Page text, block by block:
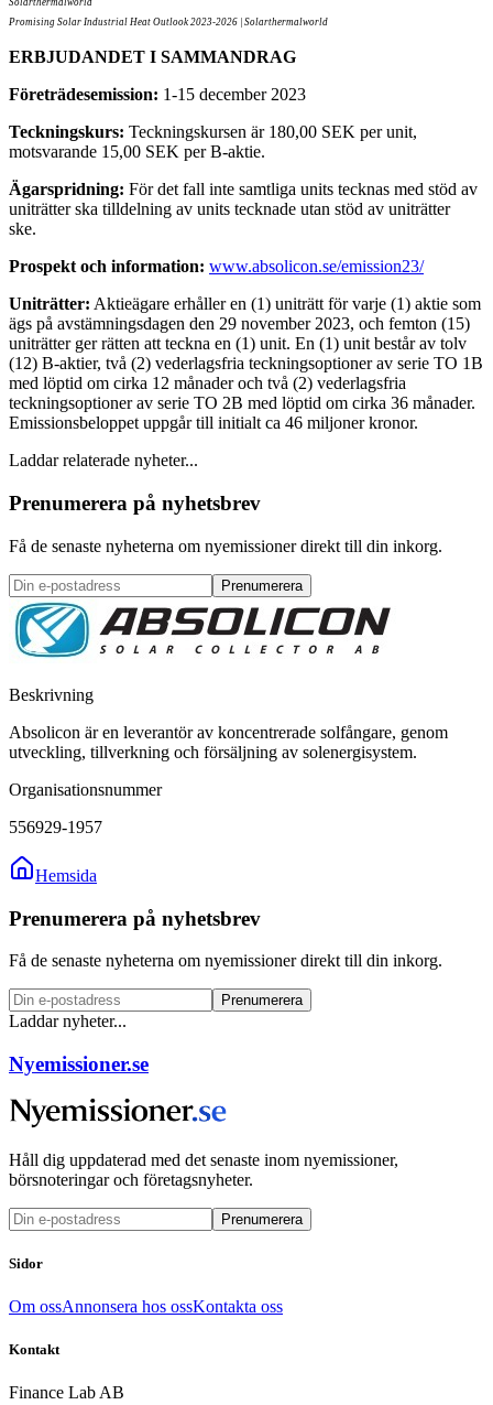
Solarthermalworld
Promising Solar Industrial Heat Outlook 2023-2026 | Solarthermalworld
ERBJUDANDET I SAMMANDRAG
Företrädesemission: 1-15 december 2023
Teckningskurs: Teckningskursen är 180,00 SEK per unit,
motsvarande 15,00 SEK per B-aktie.
Ägarspridning: För det fall inte samtliga units tecknas med stöd av
uniträtter ska tilldelning av units tecknade utan stöd av uniträtter
ske.
Prospekt och information: www.absolicon.se/emission23/
Uniträtter: Aktieägare erhåller en (1) uniträtt för varje (1) aktie som
ägs på avstämningsdagen den 29 november 2023, och femton (15)
uniträtter ger rätten att teckna en (1) unit. En (1) unit består av tolv
(12) B-aktier, två (2) vederlagsfria teckningsoptioner av serie TO 1B
med löptid om cirka 12 månader och två (2) vederlagsfria
teckningsoptioner av serie TO 2B med löptid om cirka 36 månader.
Emissionsbeloppet uppgår till initialt ca 46 miljoner kronor.
Laddar relaterade nyheter...
Prenumerera på nyhetsbrev
Få de senaste nyheterna om nyemissioner direkt till din inkorg.
Prenumerera
Beskrivning
Absolicon är en leverantör av koncentrerade solfångare, genom
utveckling, tillverkning och försäljning av solenergisystem.
Organisationsnummer
556929-1957
Hemsida
Prenumerera på nyhetsbrev
Få de senaste nyheterna om nyemissioner direkt till din inkorg.
Prenumerera
Laddar nyheter...
Nyemissioner.se
Håll dig uppdaterad med det senaste inom nyemissioner,
börsnoteringar och företagsnyheter.
Prenumerera
Sidor
Om ossAnnonsera hos ossKontakta oss
Kontakt
Finance Lab AB